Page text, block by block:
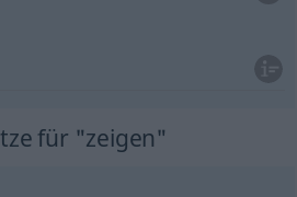
für "zeigen"